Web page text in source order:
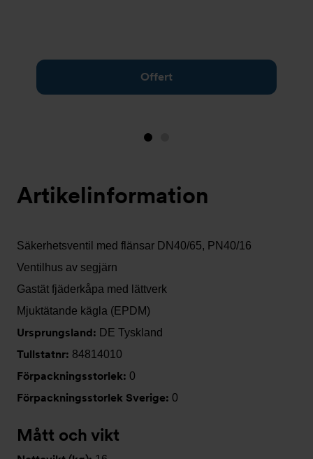
Offert
Bild
nu)
Artikelinformation
Säkerhetsventil med flänsar DN40/65, PN40/16
Ventilhus av segjärn
Gastät fjäderkåpa med lättverk
Mjuktätande kägla (EPDM)
Ursprungsland: DE Tyskland
Tullstatnr: 84814010
Förpackningsstorlek: 0
Förpackningsstorlek Sverige: 0
Mått och vikt